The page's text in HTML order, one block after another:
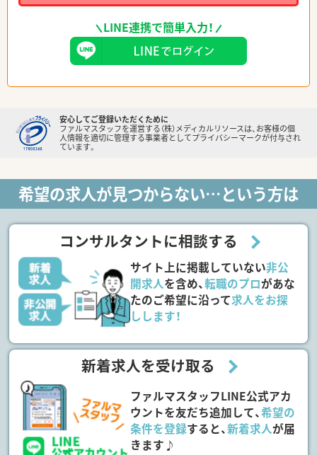
LINE連携で簡単入力！
安心してご登録いただくために
ファルマスタッフを運営する（株）メディカルリソースは、お客様の個
人情報を適切に管理する事業者としてプライバシーマークが付与され
ています。
希望の求人が見つからない…という方は
コンサルタントに相談する
サイト上に掲載していない非公
開求人を含め、転職のプロがあな
たのご希望に沿って求人をお探
しします！
新着求人を受け取る
ファルマスタッフLINE公式アカ
ウントを友だち追加して、希望の
条件を登録すると、新着求人が届
きます♪